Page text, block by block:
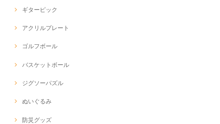
ギターピック
アクリルプレート
ゴルフボール
バスケットボール
ジグソーパズル
ぬいぐるみ
防災グッズ